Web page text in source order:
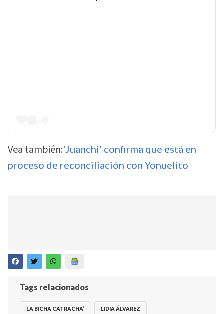
Vea también:'Juanchi' confirma que está en
proceso de reconciliación con Yonuelito
Tags relacionados
LA BICHA CATRACHA’ LIDIA ÁLVAREZ